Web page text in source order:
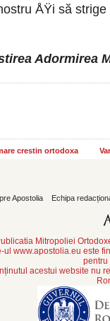
ÅŸi să
Adormirea
crestin ortodoxa
Apostolia Echipa
Mitropoliei
ul www.apostolia.eu este
pentru
acestui website nu